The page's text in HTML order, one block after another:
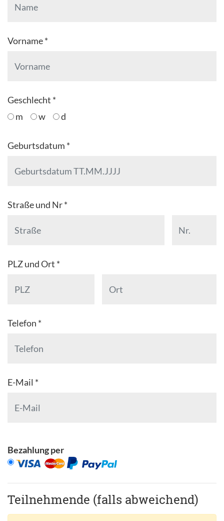
Vorname *
Geschlecht *
m
w d
Geburtsdatum *
Straße und Nr *
PLZ und Ort *
Telefon *
E-Mail *
Bezahlung per
Teilnehmende (falls abweichend)